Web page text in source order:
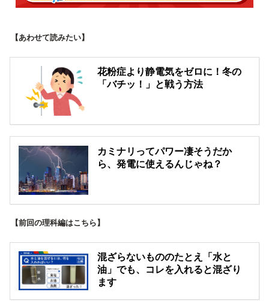
【あわせて読みたい】
花粉症より静電気をゼロに！冬の
「バチッ！」と戦う方法
カミナリってパワー凄そうだか
ら、発電に使えるんじゃね？
【前回の理科編はこちら】
混ざらないもののたとえ「水と
油」でも、コレを入れると混ざり
ます